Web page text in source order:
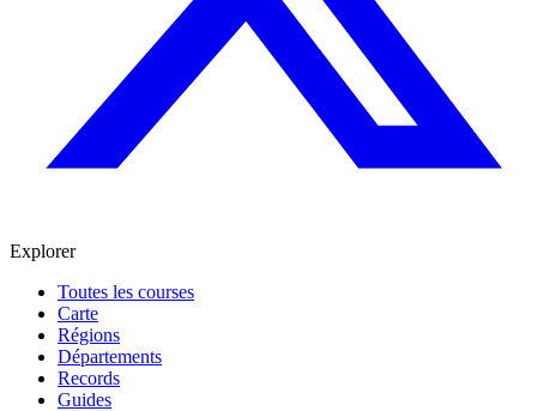
Explorer
Toutes les courses
Carte
Régions
Départements
Records
Guides